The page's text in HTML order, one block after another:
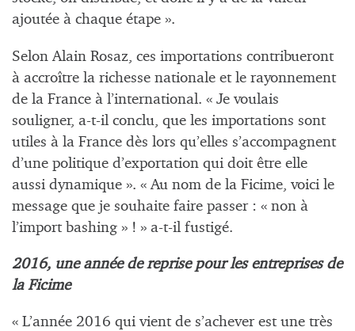
ajoutée à chaque étape ».
Selon Alain Rosaz, ces importations contribueront
à accroître la richesse nationale et le rayonnement
de la France à l’international. « Je voulais
souligner, a-t-il conclu, que les importations sont
utiles à la France dès lors qu’elles s’accompagnent
d’une politique d’exportation qui doit être elle
aussi dynamique ». « Au nom de la Ficime, voici le
message que je souhaite faire passer : « non à
l’import bashing » ! » a-t-il fustigé.
2016, une année de reprise pour les entreprises de
la Ficime
« L’année 2016 qui vient de s’achever est une très